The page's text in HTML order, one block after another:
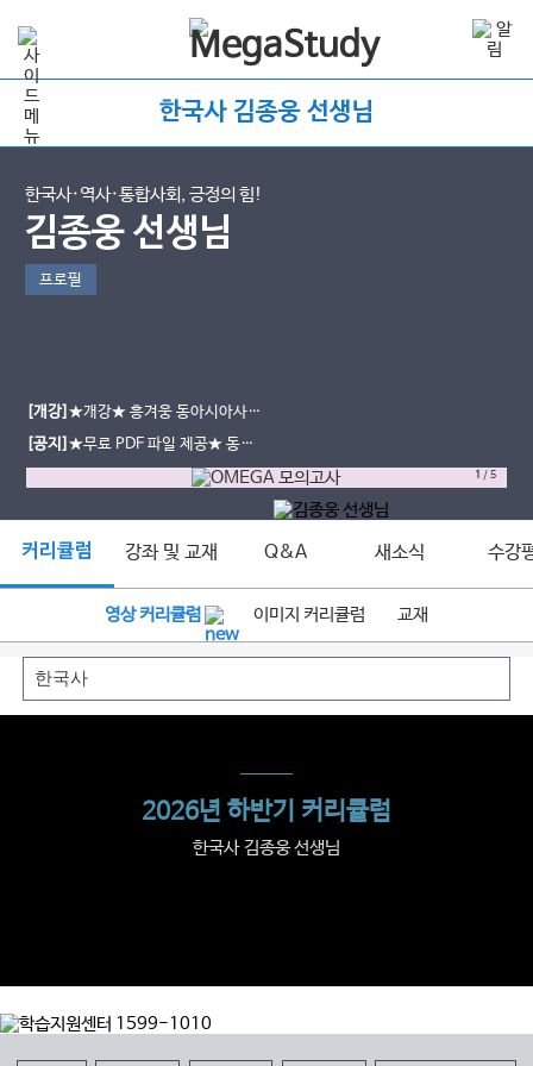
한국사 김종웅 선생님
한국사·역사·통합사회, 긍정의 힘!
김종웅 선생님
프로필
[개강]★개강★ 흥겨웅 동아시아사/
세계사 압축 특강 개강 안내
[공지]★무료 PDF 파일 제공★ 동아
시아사/세계사 기출문제집 PDF 다운
1 /5
커리큘럼 강좌 및 교재 Q&A 새소식 수강
영상 커리큘럼 이미지 커리큘럼 교재
2026년 하반기 커리큘럼
한국사 김종웅 선생님